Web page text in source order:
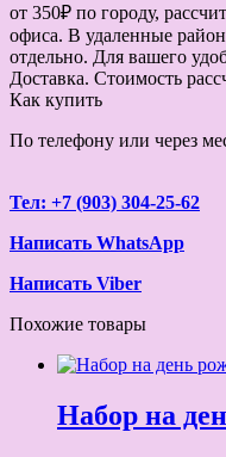
от 350₽ по городу,
офиса. В удаленные
отдельно. Для вашего
Доставка. Стоимость
Как купить
По телефону или через
Тел: +7 (903) 304-25-62
Написать WhatsApp
Написать Viber
Похожие товары
Набор на